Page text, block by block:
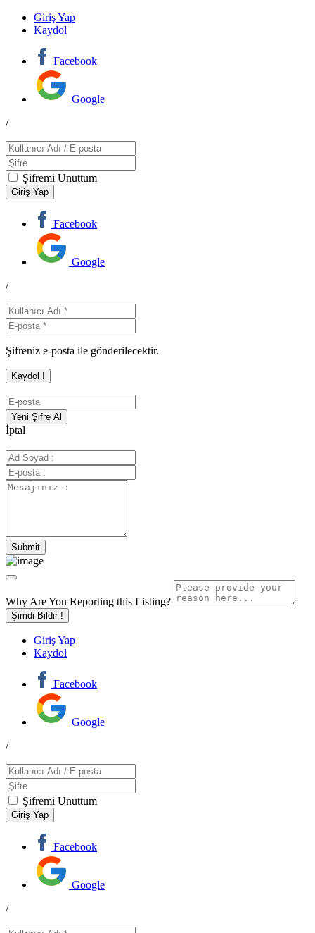
Giriş Yap
Kaydol
Facebook
Google
/
Şifremi Unuttum
Facebook
Google
/
Şifreniz e-posta ile gönderilecektir.
İptal
Why Are You Reporting this Listing?
Şimdi Bildir !
Giriş Yap
Kaydol
Facebook
Google
/
Şifremi Unuttum
Facebook
Google
/